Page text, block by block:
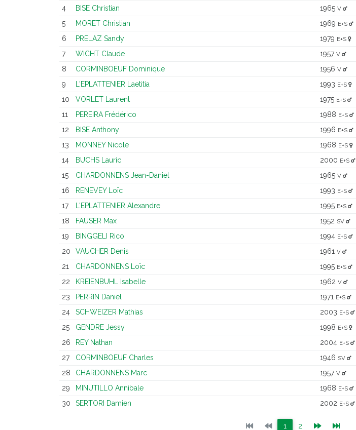
4
BISE Christian 1965 V
5
MORET Christian 1969 E+S
6
PRELAZ Sandy 1979 E+S
7
WICHT Claude 1957 V
8
CORMINBOEUF Dominique 1956 V
9
L'EPLATTENIER Laetitia 1993 E+S
10
VORLET Laurent 1975 E+S
11
PEREIRA Frédérico 1988 E+S
12
BISE Anthony 1996 E+S
13
MONNEY Nicole 1968 E+S
14
BUCHS Lauric 2000 E+S
15
CHARDONNENS Jean-Daniel 1965 V
16
RENEVEY Loïc 1993 E+S
17
L'EPLATTENIER Alexandre 1995 E+S
18
FAUSER Max 1952 SV
19
BINGGELI Rico 1994 E+S
20
VAUCHER Denis 1961 V
21
CHARDONNENS Loïc 1995 E+S
22
KREIENBUHL Isabelle 1962 V
23
PERRIN Daniel 1971 E+S
24
SCHWEIZER Mathias 2003 E+S
25
GENDRE Jessy 1998 E+S
26
REY Nathan 2004 E+S
27
CORMINBOEUF Charles 1946 SV
28
CHARDONNENS Marc 1957 V
29
MINUTILLO Annibale 1968 E+S
30
SERTORI Damien 2002 E+S
1 (current)
2(current)